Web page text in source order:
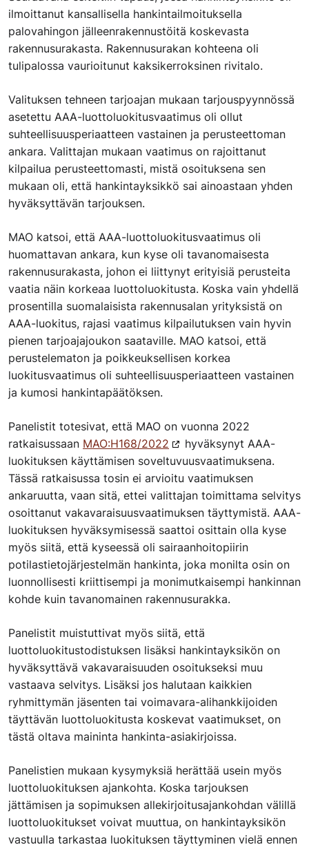
ilmoittanut kansallisella hankintailmoituksella
palovahingon jälleenrakennustöitä koskevasta
rakennusurakasta. Rakennusurakan kohteena oli
tulipalossa vaurioitunut kaksikerroksinen rivitalo.
Valituksen tehneen tarjoajan mukaan tarjouspyynnössä
asetettu AAA-luottoluokitusvaatimus oli ollut
suhteellisuusperiaatteen vastainen ja perusteettoman
ankara. Valittajan mukaan vaatimus on rajoittanut
kilpailua perusteettomasti, mistä osoituksena sen
mukaan oli, että hankintayksikkö sai ainoastaan yhden
hyväksyttävän tarjouksen.
MAO katsoi, että AAA-luottoluokitusvaatimus oli
huomattavan ankara, kun kyse oli tavanomaisesta
rakennusurakasta, johon ei liittynyt erityisiä perusteita
vaatia näin korkeaa luottoluokitusta. Koska vain yhdellä
prosentilla suomalaisista rakennusalan yrityksistä on
AAA-luokitus, rajasi vaatimus kilpailutuksen vain hyvin
pienen tarjoajajoukon saataville. MAO katsoi, että
perustelematon ja poikkeuksellisen korkea
luokitusvaatimus oli suhteellisuusperiaatteen vastainen
ja kumosi hankintapäätöksen.
Panelistit totesivat, että MAO on vuonna 2022
ratkaisussaan MAO:H168/​2022
hyväksynyt AAA-
luokituksen käyttämisen soveltuvuusvaatimuksena.
Tässä ratkaisussa tosin ei arvioitu vaatimuksen
ankaruutta, vaan sitä, ettei valittajan toimittama selvitys
osoittanut vakavaraisuusvaatimuksen täyttymistä. AAA-
luokituksen hyväksymisessä saattoi osittain olla kyse
myös siitä, että kyseessä oli sairaanhoitopiirin
potilastietojärjestelmän hankinta, joka monilta osin on
luonnollisesti kriittisempi ja monimutkaisempi hankinnan
kohde kuin tavanomainen rakennusurakka.
Panelistit muistuttivat myös siitä, että
luottoluokitustodistuksen lisäksi hankintayksikön on
hyväksyttävä vakavaraisuuden osoitukseksi muu
vastaava selvitys. Lisäksi jos halutaan kaikkien
ryhmittymän jäsenten tai voimavara-alihankkijoiden
täyttävän luottoluokitusta koskevat vaatimukset, on
tästä oltava maininta hankinta-asiakirjoissa.
Panelistien mukaan kysymyksiä herättää usein myös
luottoluokituksen ajankohta. Koska tarjouksen
jättämisen ja sopimuksen allekirjoitusajankohdan välillä
luottoluokitukset voivat muuttua, on hankintayksikön
vastuulla tarkastaa luokituksen täyttyminen vielä ennen